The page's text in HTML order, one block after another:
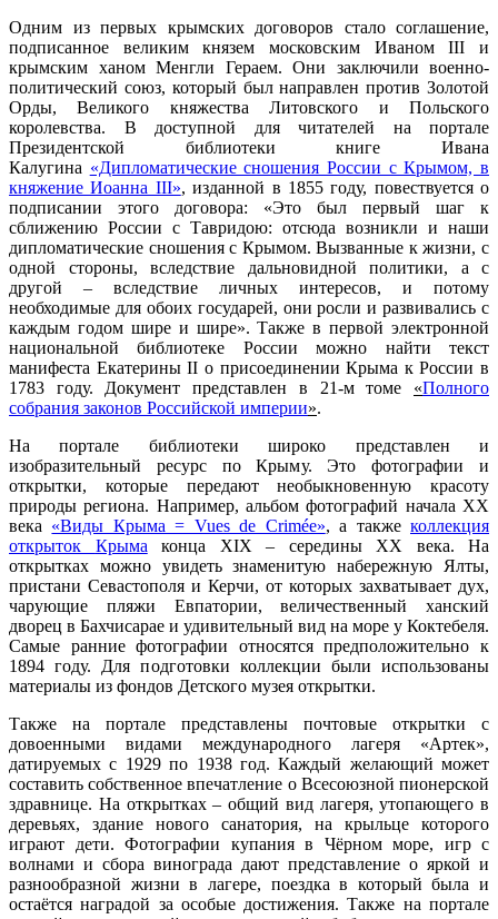
Одним из первых крымских договоров стало соглашение,
подписанное великим князем московским Иваном III и
крымским ханом Менгли Гераем. Они заключили военно-
политический союз, который был направлен против Золотой
Орды, Великого княжества Литовского и Польского
королевства. В доступной для читателей на портале
Президентской библиотеки книге Ивана
Калугина «Дипломатические сношения России с Крымом, в
княжение Иоанна III», изданной в 1855 году, повествуется о
подписании этого договора: «Это был первый шаг к
сближению России с Тавридою: отсюда возникли и наши
дипломатические сношения с Крымом. Вызванные к жизни, с
одной стороны, вследствие дальновидной политики, а с
другой – вследствие личных интересов, и потому
необходимые для обоих государей, они росли и развивались с
каждым годом шире и шире». Также в первой электронной
национальной библиотеке России можно найти текст
манифеста Екатерины II о присоединении Крыма к России в
1783 году. Документ представлен в 21-м томе «Полного
собрания законов Российской империи».
На портале библиотеки широко представлен и
изобразительный ресурс по Крыму. Это фотографии и
открытки, которые передают необыкновенную красоту
природы региона. Например, альбом фотографий начала XX
века «Виды Крыма = Vues de Crimée», а такжеколлекция
открыток
Крыма конца XIX – середины XX века. На
открытках можно увидеть знаменитую набережную Ялты,
пристани Севастополя и Керчи, от которых захватывает дух,
чарующие пляжи Евпатории, величественный ханский
дворец в Бахчисарае и удивительный вид на море у Коктебеля.
Самые ранние фотографии относятся предположительно к
1894 году. Для подготовки коллекции были использованы
материалы из фондов Детского музея открытки.
Также на портале представлены почтовые открытки с
довоенными видами международного лагеря «Артек»,
датируемых с 1929 по 1938 год. Каждый желающий может
составить собственное впечатление о Всесоюзной пионерской
здравнице. На открытках – общий вид лагеря, утопающего в
деревьях, здание нового санатория, на крыльце которого
играют дети. Фотографии купания в Чёрном море, игр с
волнами и сбора винограда дают представление о яркой и
разнообразной жизни в лагере, поездка в который была и
остаётся наградой за особые достижения. Также на портале